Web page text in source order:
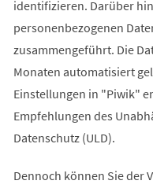
identifizieren. Darüber
personenbezogenen
zusammengeführt. Die
Monaten automatisiert
Einstellungen in "Piwik"
Empfehlungen des
Datenschutz (ULD).
Dennoch können Sie der